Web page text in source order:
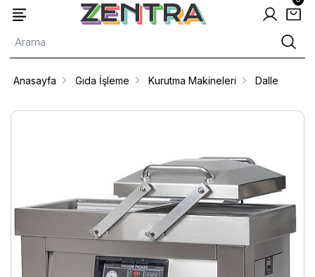
Anasayfa Gıda İşleme Kurutma Makineleri Dalle